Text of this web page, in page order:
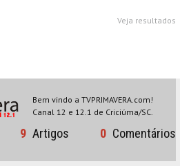
Veja resultados
Bem vindo a TVPRIMAVERA.com!
Canal 12 e 12.1 de Criciúma/SC.
9 Artigos 0 Comentários